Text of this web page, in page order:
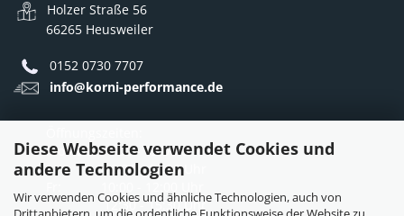
Diese Webseite verwendet Cookies und
andere Technologien
Wir verwenden Cookies und ähnliche Technologien, auch von
Holzer Straße 56
66265 Heusweiler
0152 0730 7707
info@korni-performance.de
Mo - Do: 10:00 - 12:00 Uhr
12:30 - 16:30 Uhr
12:30 - 15:30 Uhr